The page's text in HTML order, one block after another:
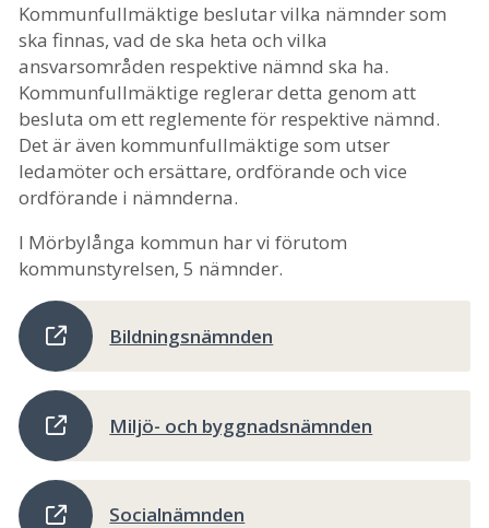
Kommunfullmäktige beslutar vilka nämnder som
ska finnas, vad de ska heta och vilka
ansvarsområden respektive nämnd ska ha.
Kommunfullmäktige reglerar detta genom att
besluta om ett reglemente för respektive nämnd.
Det är även kommunfullmäktige som utser
ledamöter och ersättare, ordförande och vice
ordförande i nämnderna.
I Mörbylånga kommun har vi förutom
kommunstyrelsen, 5 nämnder.
Bildningsnämnden
Miljö- och byggnadsnämnden
Socialnämnden